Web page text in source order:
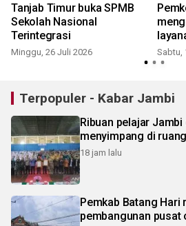
Tanjab Timur buka SPMB
Sekolah Nasional
Terintegrasi
Minggu, 26 Juli 2026 Sabtu,
Terpopuler - Kabar Jambi
Ribuan pelajar
menyimpang di
18 jam lalu
Pemkab Batang Hari
pembangunan pusat